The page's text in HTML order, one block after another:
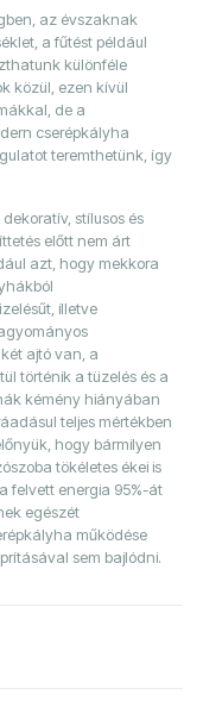
az évszaknak
a fűtést például
különféle
közül, ezen kívül
de a
cserépkályha
teremthetünk, így
stílusos és
előtt nem árt
azt, hogy mekkora
illetve
ajtó van, a
történik a tüzelés és a
kémény hiányában
teljes mértékben
hogy bármilyen
tökéletes ékei is
felvett energia 95%-át
egészét
működése
sem bajlódni.